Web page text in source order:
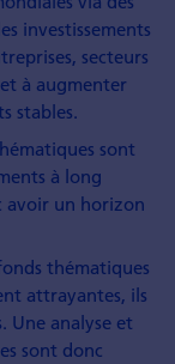
investissements
secteurs
à augmenter
stables.
sont
à long
avoir un horizon
thématiques
attrayantes, ils
Une analyse et
sont donc